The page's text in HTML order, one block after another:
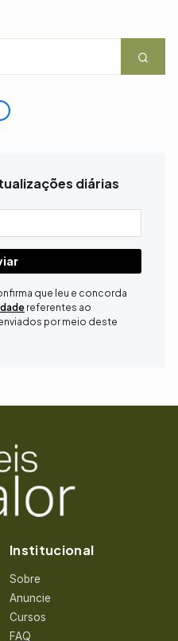
diárias
que leu e concorda
referentes ao
por meio deste
Institucional
Sobre
Anuncie
Cursos
FAQ